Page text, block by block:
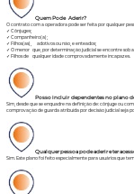
Quem Pode Aderir?
O contrato com a operadora pode ser feita por qualquer
✓ Cônjuges;
✓ Companheiro(a);
✓ Filhos(as), adotivos ou não, e enteados;
✓ O menor que, por determinação judicial se encontre sob
✓ Filhos de qualquer idade comprovadamente incapazes.
Posso incluir dependentes no plano
Sim, desde que se enquadre na definição de: cônjuge ou
comprovação de guarda atribuída por decisão judicial seja
Qualquer pessoa pode aderire ter
Sim. Este plano foi feito especialmente para usuários que